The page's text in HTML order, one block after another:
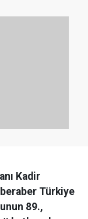
Kadir
Türkiye
89.,